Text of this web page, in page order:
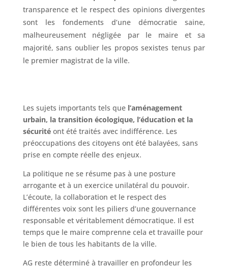
transparence et le respect des opinions divergentes
sont les fondements d’une démocratie saine,
malheureusement négligée par le maire et sa
majorité, sans oublier les propos sexistes tenus par
le premier magistrat de la ville.
Les sujets importants tels que l’aménagement
urbain, la transition écologique, l’éducation et la
sécuritéont été traités avec indifférence. Les
préoccupations des citoyens ont été balayées, sans
prise en compte réelle des enjeux.
La politique ne se résume pas à une posture
arrogante et à un exercice unilatéral du pouvoir.
L’écoute, la collaboration et le respect des
différentes voix sont les piliers d’une gouvernance
responsable et véritablement démocratique. Il est
temps que le maire comprenne cela et travaille pour
le bien de tous les habitants de la ville.
AG reste déterminé à travailler en profondeur les